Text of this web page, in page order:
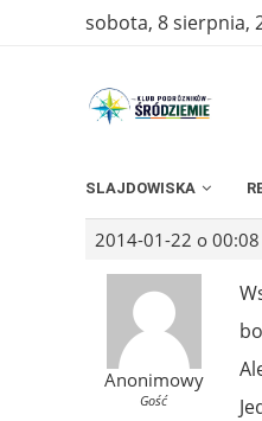
sobota, 8 sierpnia,
SLAJDOWISKA
2014-01-22 o 00:08
Anonimowy
Gość